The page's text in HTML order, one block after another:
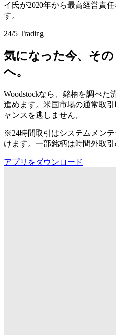
イ氏が2020年から最高経営責
す。
24/5 Trading
気になった今、その
へ。
Woodstockなら、銘柄を調べた
進めます。米国市場の通常取
ャンスを逃しません。
※24時間取引はシステムメン
けます。一部銘柄は時間外取引
アプリをダウンロード